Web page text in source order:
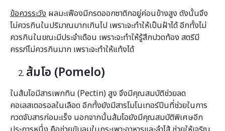
ข้อควรระวัง ผลมะเฟืองมีกรดออกซาติกอยู่ค่อนข้างสูง ดังนั้นจึง
ไม่ควรกินในปริมาณมากเกินไป เพราะจะทำให้เป็นฝ้าได้ อีกทั้งไม่
ควรกินในขณะมีประจำเดือน เพราะจะทำให้รู้สึกปวดท้อง สตรีมี
ครรภ์ไม่ควรกินมาก เพราะจะทำให้แท้งได้
ส้มโอ (Pomelo)
ในส้มโอมีสารเพกทิน (Pectin) สูง จึงมีคุณสมบัติช่วยลด
คอเลสเตอรอลในเลือด อีกทั้งยังมีสารโมโนเทอร์ปีนที่ช่วยในการ
กวดจับสารก่อมะเร็ง นอกจากนั้นส้มโอยังมีคุณสมบัติพิเศษอีก